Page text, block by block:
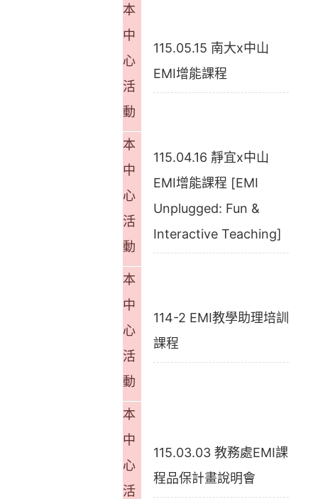
本
中
心
活
動
115.05.15 南大x中山
EMI增能課程
本
中
心
活
動
115.04.16 靜宜x中山
EMI增能課程 [EMI
Unplugged: Fun &
Interactive Teaching]
本
中
心
活
動
114-2 EMI教學助理培訓
課程
本
中
心
活
115.03.03 教務處EMI課
程品保計畫說明會